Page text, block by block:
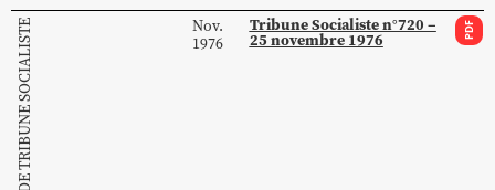
Nov.
1976
Tribune Socialiste n°720 –
25 novembre 1976 PDF